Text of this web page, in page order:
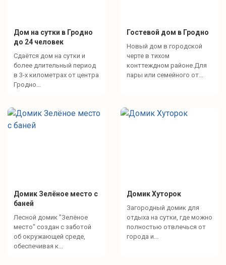
Дом на сутки в Гродно
до 24 человек
Сдаётся дом на сутки и
более длительный период
в 3-х километрах от центра
Гродно...
Гостевой дом в Гродно
Новый дом в городской
черте в тихом
конттеждном районе.Для
пары или семейного от...
Домик Зелёное место с
баней
Лесной домик "Зелёное
место" создан с заботой
об окружающей среде,
обеспечивая к...
Домик Хуторок
Загородный домик для
отдыха на сутки, где можно
полностью отвлечься от
города и...